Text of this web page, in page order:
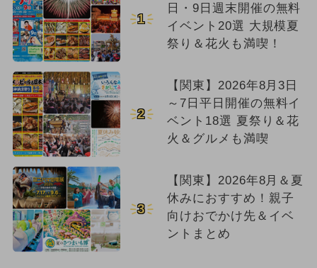
1
日・9日週末開催の無料
イベント20選 大規模夏
祭り＆花火も満喫！
2
【関東】2026年8月3日
～7日平日開催の無料イ
ベント18選 夏祭り＆花
火＆グルメも満喫
3
【関東】2026年8月＆夏
休みにおすすめ！親子
向けおでかけ先＆イベ
ントまとめ